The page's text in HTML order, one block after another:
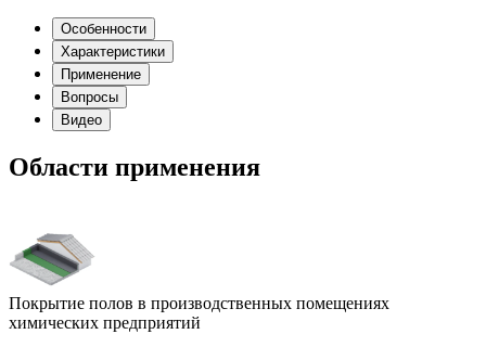
Особенности
Характеристики
Применение
Вопросы
Видео
Области применения
Покрытие полов в производственных помещениях
химических предприятий